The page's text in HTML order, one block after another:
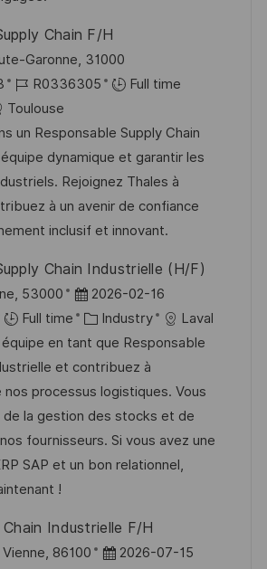
Chain F/H
Garonne, 31000
J
o
b
I
d
R0336305
Full time
Toulouse
un Responsable Supply Chain
dynamique et garantir les
Rejoignez Thales à
à un avenir de confiance
inclusif et innovant.
Chain Industrielle (H/F)
53000
P
o
s
t
e
d
D
a
2026-02-16
Full time
C
a
t
e
g
o
r
Industry
Laval
en tant que Responsable
et contribuez à
processus logistiques. Vous
de la gestion des stocks et de
fournisseurs. Si vous avez une
SAP et un bon relationnel,
!
Industrielle F/H
86100
P
2026-07-15